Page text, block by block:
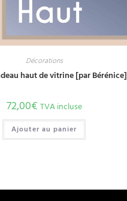
Décorations
haut de vitrine [par Bérénice]
72,00€ TVA incluse
Ajouter au panier